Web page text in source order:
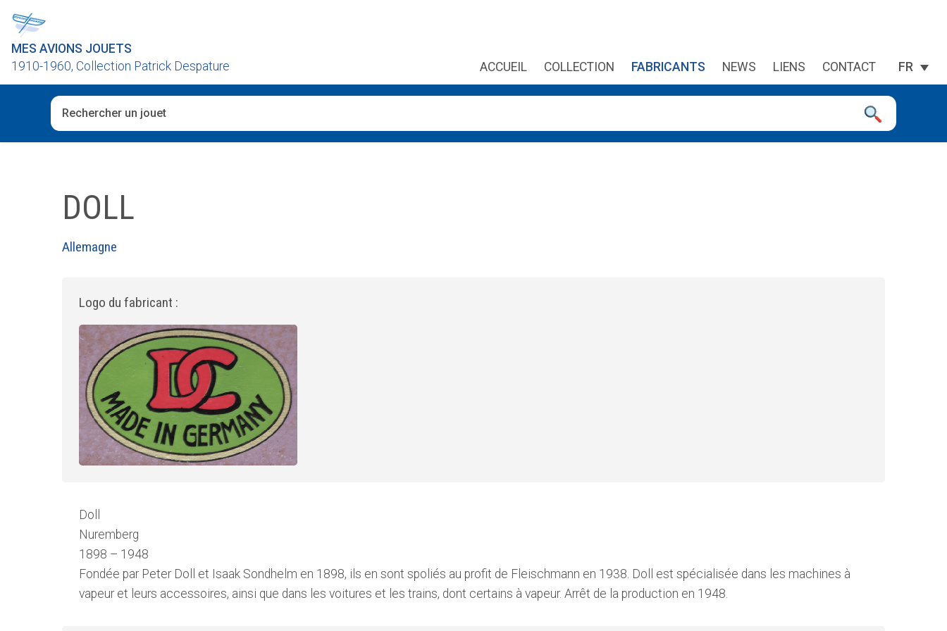
MES AVIONS JOUETS
1910-1960, Collection Patrick Despature
ACCUEIL COLLECTION FABRICANTS NEWS LIENS CONTACT FR
DOLL
Allemagne
Logo du fabricant :
Doll
Nuremberg
1898 – 1948
Fondée par Peter Doll et Isaak Sondhelm en 1898, ils en sont spoliés au profit de Fleischmann en 1938. Doll est spécialisée dans les machines à
vapeur et leurs accessoires, ainsi que dans les voitures et les trains, dont certains à vapeur. Arrêt de la production en 1948.